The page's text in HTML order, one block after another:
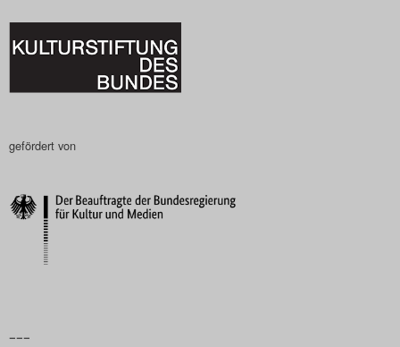
Das Theatertreffen-Blog
Archiv
Impressum
Nutzungsbedingungen
Search
gefördert von
–––